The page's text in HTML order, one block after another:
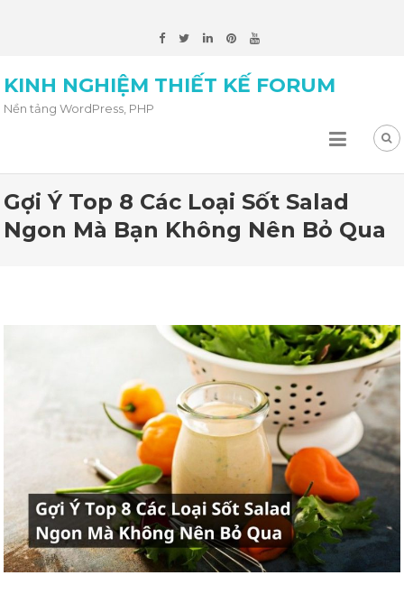
KINH NGHIỆM THIẾT KẾ FORUM
Nền tảng WordPress, PHP
Gợi Ý Top 8 Các Loại Sốt Salad
Ngon Mà Bạn Không Nên Bỏ Qua